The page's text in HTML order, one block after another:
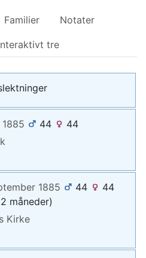
Familier Notater
tre
1885 44
44
1885 44
44
måneder)
Kirke